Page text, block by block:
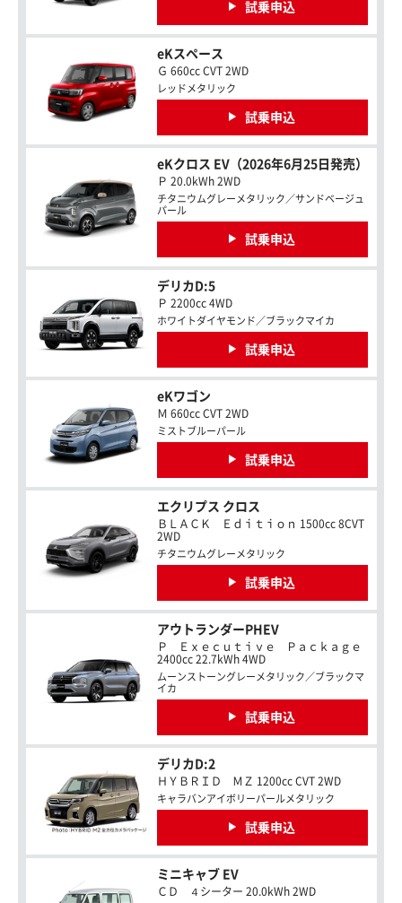
試乗申込
eKスペース
Ｇ 660cc CVT 2WD
レッドメタリック
試乗申込
eKクロス EV（2026年6月25日発売）
Ｐ 20.0kWh 2WD
チタニウムグレーメタリック／サンドベージュ
パール
試乗申込
デリカD:5
Ｐ 2200cc 4WD
ホワイトダイヤモンド／ブラックマイカ
試乗申込
eKワゴン
Ｍ 660cc CVT 2WD
ミストブルーパール
試乗申込
エクリプス クロス
ＢＬＡＣＫ Ｅｄｉｔｉｏｎ 1500cc 8CVT
2WD
チタニウムグレーメタリック
試乗申込
アウトランダーPHEV
Ｐ Ｅｘｅｃｕｔｉｖｅ Ｐａｃｋａｇｅ
2400cc 22.7kWh 4WD
ムーンストーングレーメタリック／ブラックマ
イカ
試乗申込
デリカD:2
ＨＹＢＲＩＤ ＭＺ 1200cc CVT 2WD
キャラバンアイボリーパールメタリック
試乗申込
ミニキャブ EV
ＣＤ ４シーター 20.0kWh 2WD